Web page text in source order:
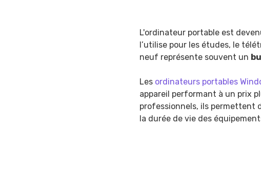
L'ordinateur portable est
l’utilise pour les études, le
neuf représente souvent un
Les ordinateurs portables
appareil performant à un prix
professionnels, ils permettent
la durée de vie des